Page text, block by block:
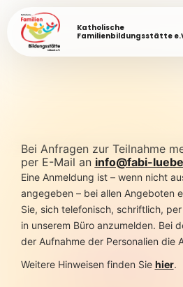
Katholische
Familienbildungsstätte
Bei Anfragen zur Teilnahme
per E-Mail an info@fabi-
Eine Anmeldung ist – wenn nicht
angegeben – bei allen Angeboten
Sie, sich telefonisch, schriftlich,
in unserem Büro anzumelden. Bei
der Aufnahme der Personalien die
Weitere Hinweisen finden Sie hier.